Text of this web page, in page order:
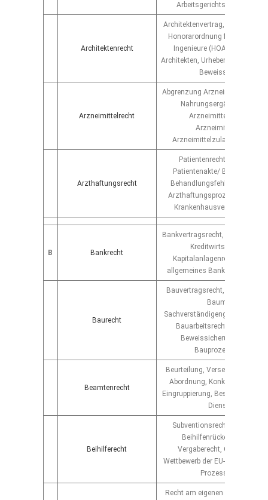
Architektenrecht
Architektenvertrag,
Honorarordnung für
Ingenieure (HOAI),
Architekten, Urheberrecht für
Beweissicherung
Arzneimittelrecht
Abgrenzung Arzneimittel/
Arzneimittelwerberecht,
Arzneimittelvetrieb,
Arzthaftungsrecht
Patientenrecht, Einsicht in
Patientenakte/
Behandlungsfehler,
Arzthaftungsprozessführung,
B Bankrecht
Bankvertragsrecht,
Kreditwirtschaftsrecht,
Kapitalanlagenrecht,
allgemeines Bankrecht/
Baurecht
Bauvertragsrecht,
Baumangel,
Sachverständigengutachten,
Bauarbeitsrecht,
Bauprozessführung
Beamtenrecht
Beurteilung, Versetzung,
Abordnung,
Eingruppierung, Besoldung,
Dienstrecht
Beihilferecht
Subventionsrecht, EU-
Beihilfenrückerstattung,
Vergaberecht,
Wettbewerb der EU-
Prozessführung
Recht am eigenen Bild,